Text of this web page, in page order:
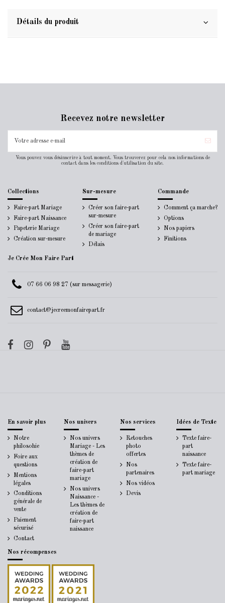
Détails du produit
Recevez notre newsletter
Vous pouvez vous désinscrire à tout moment. Vous trouverez pour cela nos informations de
contact dans les conditions d'utilisation du site.
Collections
Faire-part Mariage
Faire-part Naissance
Papeterie Mariage
Création sur-mesure
Sur-mesure
Créer son faire-part
sur-mesure
Créer son faire-part
de mariage
Délais
Commande
Comment ça marche?
Options
Nos papiers
Finitions
Je Crée Mon Faire Part
07 66 06 98 27 (sur messagerie)
contact@jecreemonfairepart.fr
En savoir plus
Notre
philosohie
Foire aux
questions
Mentions
légales
Conditions
générale de
vente
Paiement
sécurisé
Contact
Nos univers
Nos univers
Mariage - Les
thèmes de
création de
faire-part
mariage
Nos univers
Naissance -
Les thèmes de
création de
faire-part
naissance
Nos services
Retouches
photo
offertes
Nos
partenaires
Nos vidéos
Devis
Idées de Texte
Texte faire-
part
naissance
Texte faire-
part mariage
Nos récompenses